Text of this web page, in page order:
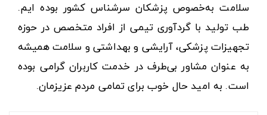
سلامت به‌خصوص پزشکان سرشناس کشور بوده ایم.
طب تولید با گردآوری تیمی از افراد متخصص در حوزه
تجهیزات پزشکی، آرایشی و بهداشتی و سلامت همیشه
به عنوان مشاور بی‌طرف در خدمت کاربران گرامی بوده
است. به امید حال خوب برای تمامی مردم عزیزمان.